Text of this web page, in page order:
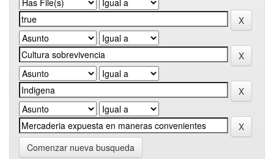
Comenzar nueva busqueda